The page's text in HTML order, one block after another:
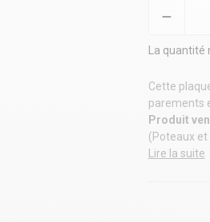
La
Cette
parements
Produit
(Poteaux
Lire la suite